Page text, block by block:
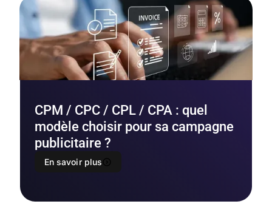
CPM / CPC / CPL / CPA : quel
modèle choisir pour sa campagne
publicitaire ?
En savoir plus